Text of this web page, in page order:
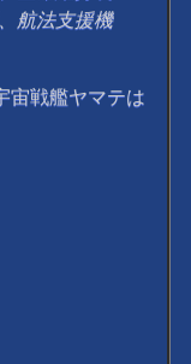
航法支援機
宙戦艦ヤマテは